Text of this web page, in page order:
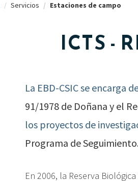
Servicios Estaciones de campo
ICTS -
La EBD-CSIC se encarga
91/1978 de Doñana y el
los proyectos de
Programa de
En 2006, la Reserva